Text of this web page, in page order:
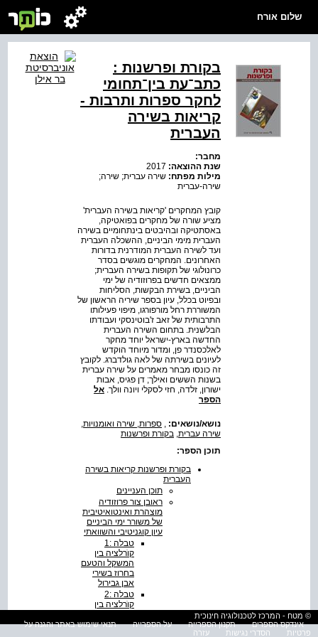
שלום אורח
בקורת ופרשנות :
כתב־עת בין־תחומי
לחקר ספרות ותרבות -
קריאות בשירה
העברית
מחבר:
שנת ההוצאה:
מילות מפתח: שירה עברית; שירה;
שירה-עברית
קובץ המחקרים 'קריאות בשירה העברית'
מציע שורה של מחקרים בפואטיקה,
באסתטיקה ובהיבטים בינתחומיים בשירה
העברית מימי הביניים, ההשכלה העברית
ועד לשירה העברית המודרנית בדורות
האחרונים. המחקרים מוגשים בסדר
כרונולוגי של תקופות בשירה העברית;
ממצאים חדשים בפרוזודיה של ימי
הביניים, בשירת הבקשות, הסליחות
ובפיוט בכלל, עיון בספר שיריה הראשון של
המשוררת רחל מורפורגו, מיפוי פעילותו
התרבותית של זאב ז'בוטינסקי ועבודתו
הבלשנית. בתחום השירה העברית
החדשה בארץ-ישראל יוחד מחקר
לאלכסנדר פן, ומדור מיוחד הוקדש
לעיונים בשירתה של לאה גולדברג. לקובץ
זה כונסו מבחר מאמרים על שירה עברית
בשנות הששים ואילך; דן פגיס, אבות
ישורון, זלדה, חזי לסקלי ויונה וולך. אל
הספר
נושא/נושאים: ספרות, שירה ואומנויות
שירה עברית בקורת ופרשנות
תוכן הספר:
בקורת ופרשנות קריאות בשירה
העברית
תוכן העניינים
ראובן צור פרוזודיה
מוצהרת ואינטואיטיבית
של משורר ימי הביניים
עיון קוגניטיבי והשוואתי
טבלה :1
קוׂרלציה בין
המשקל והטעם
בחרוז בשירי
אבן גבירול
טבלה :2
קוׂרלציה בין
בחרוז בשירי
© מטח - המרכז לטכנולוגיה חינוכית
אינדקס הספרים
תקנון הספרייה על הספרייה
תנאי שימוש באתר והגנה על
פרטיות
הסדרי נגישות עזרה